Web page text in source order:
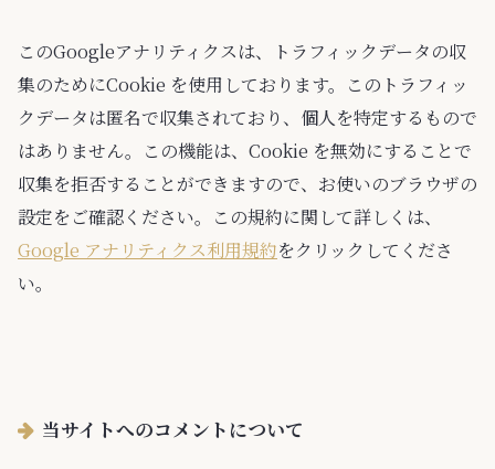
このGoogleアナリティクスは、トラフィックデータの収
集のためにCookie を使用しております。このトラフィッ
クデータは匿名で収集されており、個人を特定するもので
はありません。この機能は、Cookie を無効にすることで
収集を拒否することができますので、お使いのブラウザの
設定をご確認ください。この規約に関して詳しくは、
Google アナリティクス利用規約をクリックしてくださ
い。
当サイトへのコメントについて